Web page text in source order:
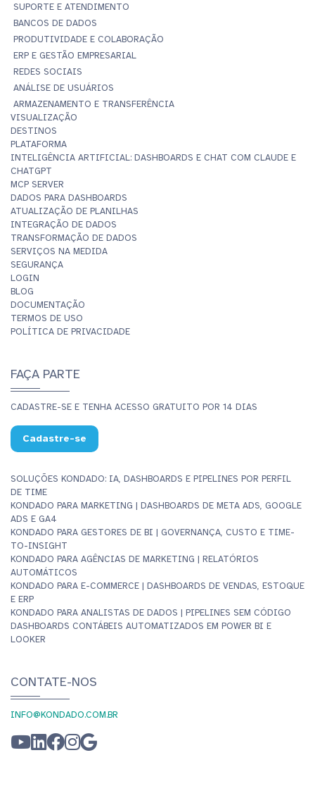
SUPORTE E ATENDIMENTO
BANCOS DE DADOS
PRODUTIVIDADE E COLABORAÇÃO
ERP E GESTÃO EMPRESARIAL
REDES SOCIAIS
ANÁLISE DE USUÁRIOS
ARMAZENAMENTO E TRANSFERÊNCIA
VISUALIZAÇÃO
DESTINOS
PLATAFORMA
INTELIGÊNCIA ARTIFICIAL: DASHBOARDS E CHAT COM CLAUDE E
CHATGPT
MCP SERVER
DADOS PARA DASHBOARDS
ATUALIZAÇÃO DE PLANILHAS
INTEGRAÇÃO DE DADOS
TRANSFORMAÇÃO DE DADOS
SERVIÇOS NA MEDIDA
SEGURANÇA
LOGIN
BLOG
DOCUMENTAÇÃO
TERMOS DE USO
POLÍTICA DE PRIVACIDADE
FAÇA PARTE
CADASTRE-SE E TENHA ACESSO GRATUITO POR 14 DIAS
Cadastre-se
SOLUÇÕES KONDADO: IA, DASHBOARDS E PIPELINES POR PERFIL
DE TIME
KONDADO PARA MARKETING | DASHBOARDS DE META ADS, GOOGLE
ADS E GA4
KONDADO PARA GESTORES DE BI | GOVERNANÇA, CUSTO E TIME-
TO-INSIGHT
KONDADO PARA AGÊNCIAS DE MARKETING | RELATÓRIOS
AUTOMÁTICOS
KONDADO PARA E-COMMERCE | DASHBOARDS DE VENDAS, ESTOQUE
E ERP
KONDADO PARA ANALISTAS DE DADOS | PIPELINES SEM CÓDIGO
DASHBOARDS CONTÁBEIS AUTOMATIZADOS EM POWER BI E
LOOKER
CONTATE-NOS
INFO@KONDADO.COM.BR